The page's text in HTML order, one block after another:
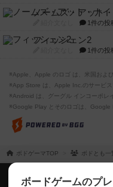
ノームズ・アット
1件の投
フィッシェン2
1件の投
※Apple、Apple のロゴ は、米国およ
※App Store は、Apple Inc.のサービス
※Android は、グーグル インコーポレ
※Google Play とそのロゴは、Google
ボドゲーマTOP ボドとも一
ボードゲームのプ
ボドゲーマTOP